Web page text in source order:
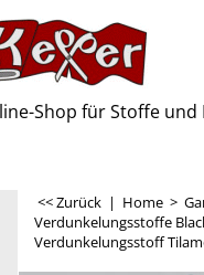
Shop für Stoffe
<< Zurück | Home >
Verdunkelungsstoffe
Verdunkelungsstoff